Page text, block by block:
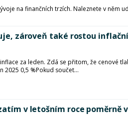
na finančních trzích. Naleznete v
zároveň také rostou
za leden. Zdá se přitom, že cenové
2025 0,5 %Pokud součet...
v letošním roce poměrně